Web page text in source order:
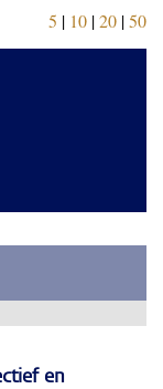
5 | 10 |20 |50
en